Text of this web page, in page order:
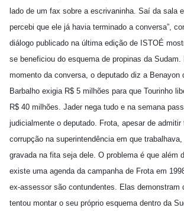
lado de um fax sobre a escrivaninha. Saí da sala
percebi que ele já havia terminado a conversa”,
diálogo publicado na última edição de ISTOÉ
se beneficiou do esquema de propinas da Sudam.
momento da conversa, o deputado diz a Benayon
Barbalho exigia R$ 5 milhões para que Tourinho
R$ 40 milhões. Jader nega tudo e na semana
judicialmente o deputado. Frota, apesar de admitir
corrupção na superintendência em que
gravada na fita seja dele. O problema é que além
existe uma agenda da campanha de Frota em
ex-assessor são contundentes. Elas demonstram
tentou montar o seu próprio esquema dentro da